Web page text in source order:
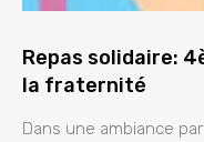
Repas solidaire:
la fraternité
Dans une ambiance